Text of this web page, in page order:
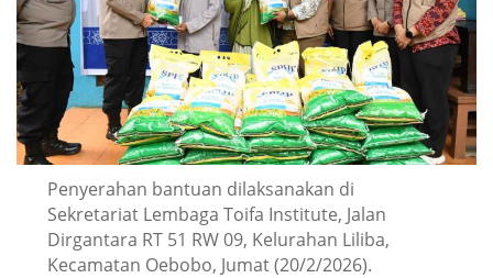
Penyerahan bantuan dilaksanakan di
Sekretariat Lembaga Toifa Institute, Jalan
Dirgantara RT 51 RW 09, Kelurahan Liliba,
Kecamatan Oebobo, Jumat (20/2/2026).